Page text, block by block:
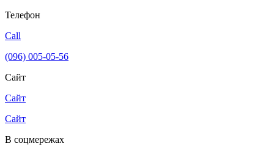
Телефон
Call
(096) 005-05-56
Сайт
Сайт
Сайт
В соцмережах